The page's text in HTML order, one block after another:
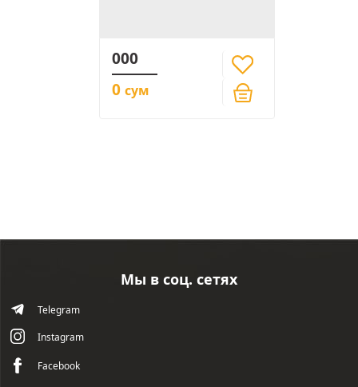
000
0 сум
Мы в соц. сетях
Telegram
Instagram
Facebook